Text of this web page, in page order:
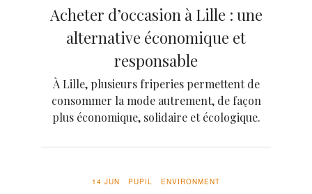
Acheter d’occasion à Lille : une
alternative économique et
responsable
À Lille, plusieurs friperies permettent de
consommer la mode autrement, de façon
plus économique, solidaire et écologique.
14 JUN PUPIL ENVIRONMENT